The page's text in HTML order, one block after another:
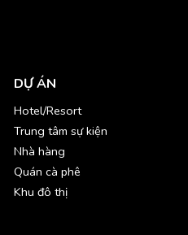
DỰ ÁN
Hotel/Resort
Trung tâm sự kiện
Nhà hàng
Quán cà phê
Khu đô thị